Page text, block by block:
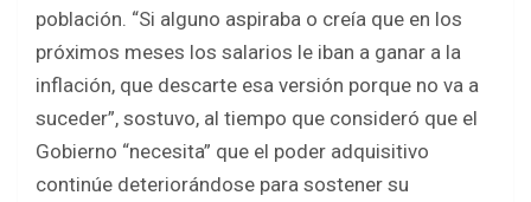
población. “Si alguno aspiraba o creía que en los
próximos meses los salarios le iban a ganar a la
inflación, que descarte esa versión porque no va a
suceder”, sostuvo, al tiempo que consideró que el
Gobierno “necesita” que el poder adquisitivo
continúe deteriorándose para sostener su